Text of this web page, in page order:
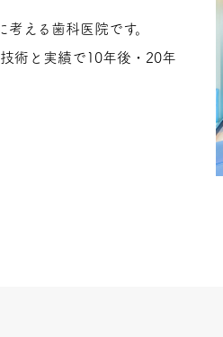
える歯科医院です。
術と実績で10年後・20年